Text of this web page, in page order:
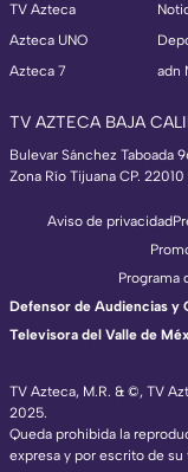
TV Azteca
Azteca UNO
Azteca 7
adn
TV AZTECA BAJA
Bulevar Sánchez Taboada
Zona Río Tijuana CP. 22010
TV Azteca, M.R. & ©, TV
2025.
Queda prohibida la
expresa y por escrito de su
Aviso de privacidad
Programa
Defensor de Audiencias y
Televisora del Valle de